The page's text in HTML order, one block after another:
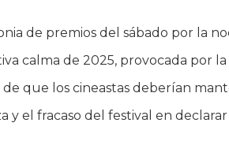
de premios del sábado por la
calma de 2025, provocada por
que los cineastas deberían
y el fracaso del festival en